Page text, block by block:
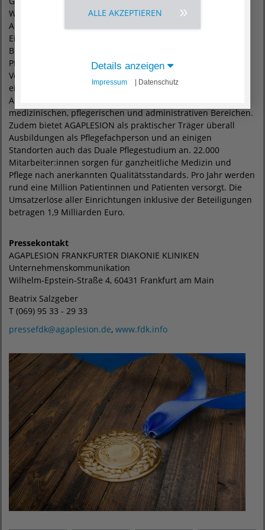
Wirtschafts- und Wettbewerbssituation zu stärken. Zu
AGAPLESION gehören bundesweit mehr als 100
Einrichtungen, darunter 20 Krankenhausstandorte mit 6.049
Betten, 41 Wohn- und Pflegeeinrichtungen mit 3.668
Pflegeplätzen, sieben Hospize, 32 Medizinische
Versorgungszentren, sieben Ambulante Pflegedienste und
eine Fortbildungsakademie sowie 14 Pflegeschulen.
AGAPLESION bietet vielseitige Ausbildungsmöglichkeiten in
medizinischen, pflegerischen und administrativen Bereichen.
Zudem bietet AGAPLESION als praktischer Träger überall
Ausbildungen als Pflegefachperson und an einigen
Standorten auch das Duale Pflegestudium an. 22.000
Mitarbeiter:innen sorgen für ganzheitliche Medizin und
Pflege nach anerkannten Qualitätsstandards. Pro Jahr werden
rund eine Million Patientinnen und Patienten versorgt. Die
Umsatzerlöse aller Einrichtungen inklusive der Beteiligungen
betragen 1,9 Milliarden Euro.
Pressekontakt
AGAPLESION FRANKFURTER DIAKONIE KLINIKEN
Unternehmenskommunikation
Wilhelm-Epstein-Straße 4, 60431 Frankfurt am Main
Beatrix Salzgeber
T (069) 95 33 - 29 33
pressefdk@agaplesion.de, www.fdk.info
ALLE AKZEPTIEREN
Details anzeigen
Impressum | Datenschutz